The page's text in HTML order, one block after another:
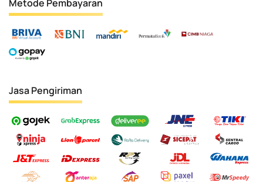
Metode Pembayaran
Jasa Pengiriman